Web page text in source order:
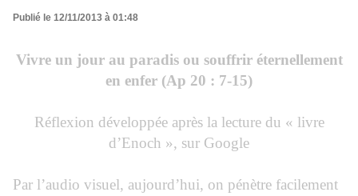
Publié le 12/11/2013 à 01:48
Vivre un jour au paradis ou souffrir éternellement
en enfer (Ap 20 : 7-15)
Réflexion développée après la lecture du « livre
d’Enoch », sur Google
Par l’audio visuel, aujourd’hui, on pénètre facilement